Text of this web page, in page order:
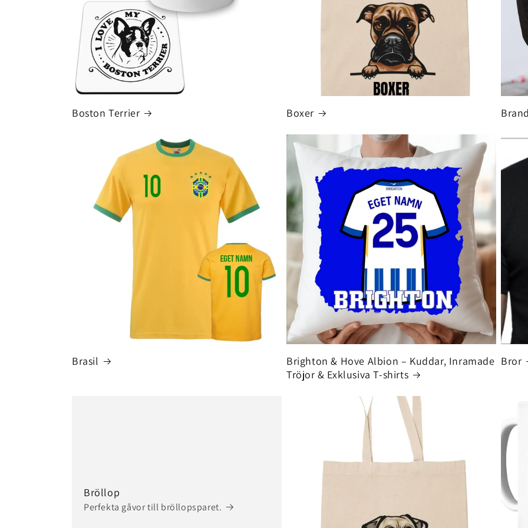
Boston Terrier Boxer
Brasil
Brighton & Hove Albion – Kuddar, Inramade
Tröjor & Exklusiva T-shirts
Bror
Bröllop
Perfekta gåvor till bröllopsparet.